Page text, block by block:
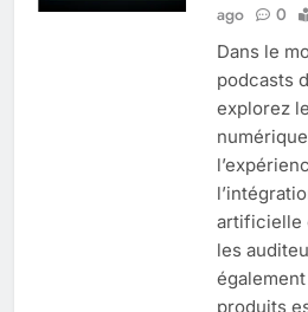
ago
0
Dans le
podcasts
explorez
artificielle
les
produits